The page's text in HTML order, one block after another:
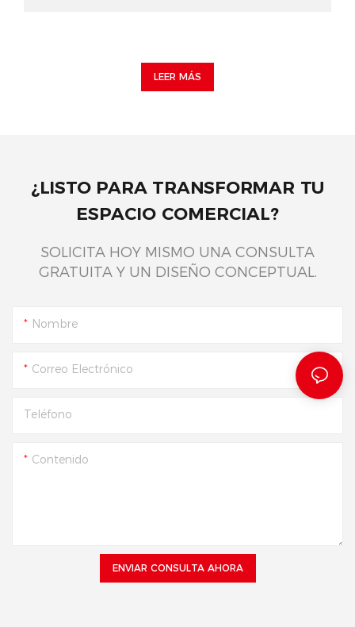
LEER MÁS
¿LISTO PARA TRANSFORMAR TU
ESPACIO COMERCIAL?
SOLICITA HOY MISMO UNA CONSULTA
GRATUITA Y UN DISEÑO CONCEPTUAL.
Nombre
Correo Electrónico
Teléfono
Contenido
ENVIAR CONSULTA AHORA